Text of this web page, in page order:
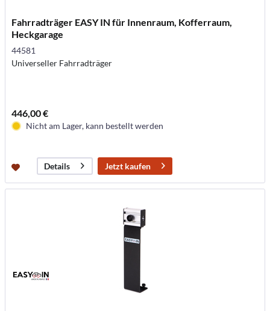
Fahrradträger EASY IN für Innenraum, Kofferraum,
Heckgarage
44581
Universeller Fahrradträger
446,00 €
Nicht am Lager, kann bestellt werden
Details Jetzt kaufen